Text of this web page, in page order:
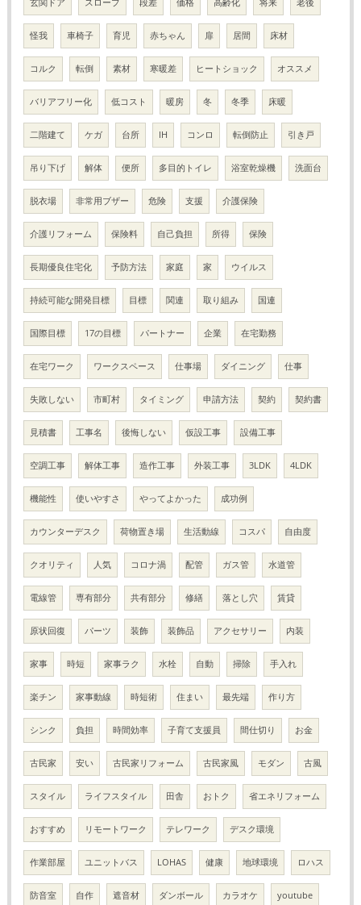
怪我 車椅子 育児 赤ちゃん 扉 居間 床材
コルク 転倒 素材 寒暖差 ヒートショック オススメ
バリアフリー化 低コスト 暖房 冬 冬季 床暖
二階建て ケガ 台所 IH コンロ 転倒防止 引き戸
吊り下げ 解体 便所 多目的トイレ 浴室乾燥機 洗面台
脱衣場 非常用ブザー 危険 支援 介護保険
介護リフォーム 保険料 自己負担 所得 保険
長期優良住宅化 予防方法 家庭 家 ウイルス
持続可能な開発目標 目標 関連 取り組み 国連
国際目標 17の目標 パートナー 企業 在宅勤務
在宅ワーク ワークスペース 仕事場 ダイニング 仕事
失敗しない 市町村 タイミング 申請方法 契約 契約書
見積書 工事名 後悔しない 仮設工事 設備工事
空調工事 解体工事 造作工事 外装工事 3LDK 4LDK
機能性 使いやすさ やってよかった 成功例
カウンターデスク 荷物置き場 生活動線 コスパ 自由度
クオリティ 人気 コロナ渦 配管 ガス管 水道管
電線管 専有部分 共有部分 修繕 落とし穴 賃貸
原状回復 パーツ 装飾 装飾品 アクセサリー 内装
家事 時短 家事ラク 水栓 自動 掃除 手入れ
楽チン 家事動線 時短術 住まい 最先端 作り方
シンク 負担 時間効率 子育て支援員 間仕切り お金
古民家 安い 古民家リフォーム 古民家風 モダン 古風
スタイル ライフスタイル 田舎 おトク 省エネリフォーム
おすすめ リモートワーク テレワーク デスク環境
作業部屋 ユニットバス LOHAS 健康 地球環境 ロハス
防音室 自作 遮音材 ダンボール カラオケ youtube